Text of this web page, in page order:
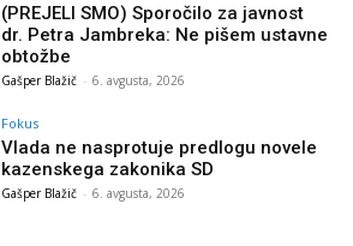
(PREJELI SMO) Sporočilo za javnost
dr. Petra Jambreka: Ne pišem ustavne
obtožbe
Gašper Blažič - 6. avgusta, 2026
Fokus
Vlada ne nasprotuje predlogu novele
kazenskega zakonika SD
Gašper Blažič - 6. avgusta, 2026